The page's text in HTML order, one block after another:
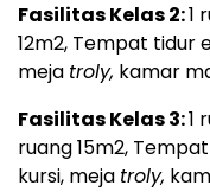
Fasilitas Kelas 2:1
12m2, Tempat tidur
meja troly, kamar
Fasilitas Kelas 3:1
ruang 15m2,
kursi, meja troly,